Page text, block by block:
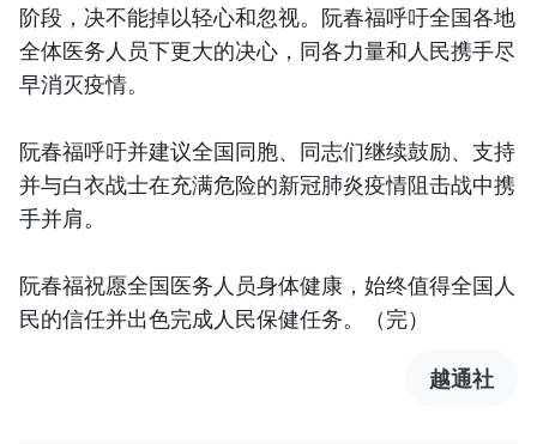
阶段，决不能掉以轻心和忽视。阮春福呼吁全国各地
全体医务人员下更大的决心，同各力量和人民携手尽
早消灭疫情。
阮春福呼吁并建议全国同胞、同志们继续鼓励、支持
并与白衣战士在充满危险的新冠肺炎疫情阻击战中携
手并肩。
阮春福祝愿全国医务人员身体健康，始终值得全国人
民的信任并出色完成人民保健任务。（完）
越通社